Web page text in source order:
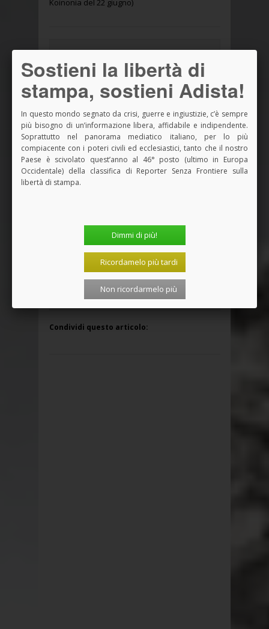
Koinonia del 22 giugno)
suoi lettori l'articolo del sito che
hai appena letto.
Adista è una piccola coop. di giornalisti
che dal 1967 vive solo del sostegno di
chi la legge e ne apprezza la libertà da
ogni potere - ecclesiastico, politico o
economico-finanziario - e l'autonomia
informativa.
Un contributo, anche solo di un euro,
informazione, dialogo, democrazia,
partecipazione.
Puoi pagare con paypal o carta di
credito, in modo rapido e facilissimo.
Basta cliccare qui!
Condividi questo articolo:
Sostieni la libertà di
stampa, sostieni Adista!
In questo mondo segnato da crisi, guerre e ingiustizie, c’è sempre
più bisogno di un’informazione libera, affidabile e indipendente.
Soprattutto nel panorama mediatico italiano, per lo più
compiacente con i poteri civili ed ecclesiastici, tanto che il nostro
Paese è scivolato quest’anno al 46° posto (ultimo in Europa
Occidentale) della classifica di Reporter Senza Frontiere sulla
libertà di stampa.
Dimmi di più!
Ricordamelo più tardi
Non ricordarmelo più